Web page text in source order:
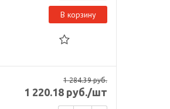
В корзину
1 284.39руб.
1 220.18 руб./шт